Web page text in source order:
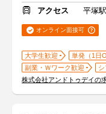
アクセス
平塚駅
オンライン面接可
大学生歓迎 単発（1日
副業・Ｗワーク歓迎
株式会社アンドトゥデイの